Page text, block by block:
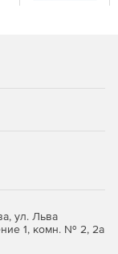
ул. Льва
1, комн. № 2, 2а